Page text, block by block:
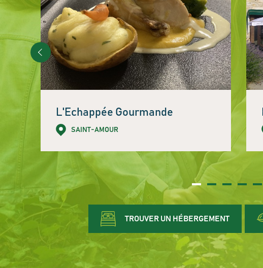
L'Echappée Gourmande
SAINT-AMOUR
TROUVER UN HÉBERGEMENT